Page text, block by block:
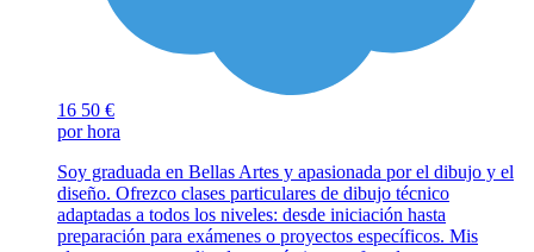
16 50 €
por hora
Soy graduada en Bellas Artes y apasionada por el dibujo y el
diseño. Ofrezco clases particulares de dibujo técnico
adaptadas a todos los niveles: desde iniciación hasta
preparación para exámenes o proyectos específicos. Mis